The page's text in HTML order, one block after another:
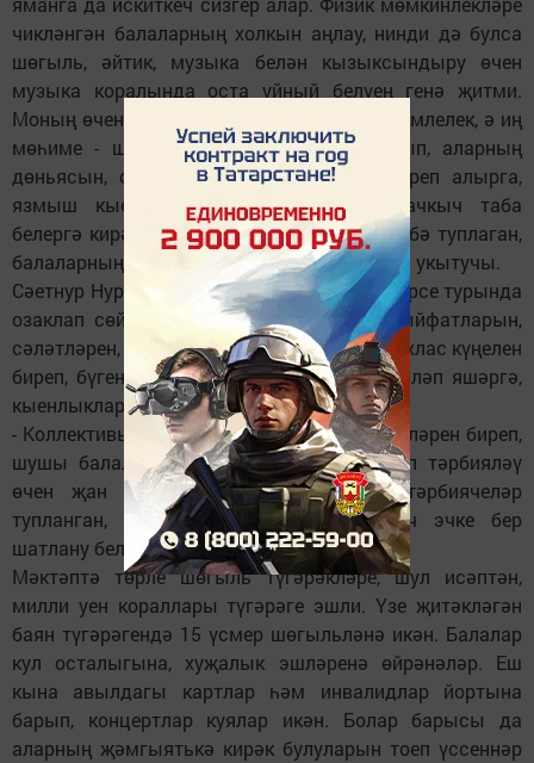
чикләнгән балаларның холкын аңлау, нинди дә булса
шөгыль, әйтик, музыка белән кызыксындыру өчен
музыка коралында оста уйный белүең генә җитми.
Моның өчен күркәм сабырлык, ныклы түземлелек, ә иң
мөһиме - шушы балаларны ихлас яратып, аларның
дөньясын, омтылыш-хыялларын аңлап-күреп алырга,
язмыш кыерсыткан нәни күңелләргә ачкыч таба
белергә кирәк, - ди бу эштә шактый тәҗрибә туплаган,
балаларның яраткан абыйларына әйләнгән укытучы.
Сәетнур Нуриәхмәтович балаларның һәрберсе турында
озаклап сөйли ала, һәркайсының уңай сыйфатларын,
сәләтләрен, көйсез чакларын яхшы белә. Ихлас күңелен
биреп, бүгенге кырыс заманда аларны эшләп яшәргә,
кыенлыклар алдында баш имәскә өйрәтә.
- Коллективыбызга фидакарь җанлы, күңелләрен биреп,
шушы балаларны тормышка яраклы итеп тәрбияләү
өчен җан атып эшләүче педагоглар, тәрбиячеләр
тупланган, - ди Сәетнур Нуриәхмәтович эчке бер
шатлану белән.
Мәктәптә төрле шөгыль түгәрәкләре, шул исәптән,
милли уен кораллары түгәрәге эшли. Үзе җитәкләгән
баян түгәрәгендә 15 үсмер шөгыльләнә икән. Балалар
кул осталыгына, хуҗалык эшләренә өйрәнәләр. Еш
кына авылдагы картлар һәм инвалидлар йортына
барып, концертлар куялар икән. Болар барысы да
аларның җәмгыятькә кирәк булуларын тоеп үссеннәр